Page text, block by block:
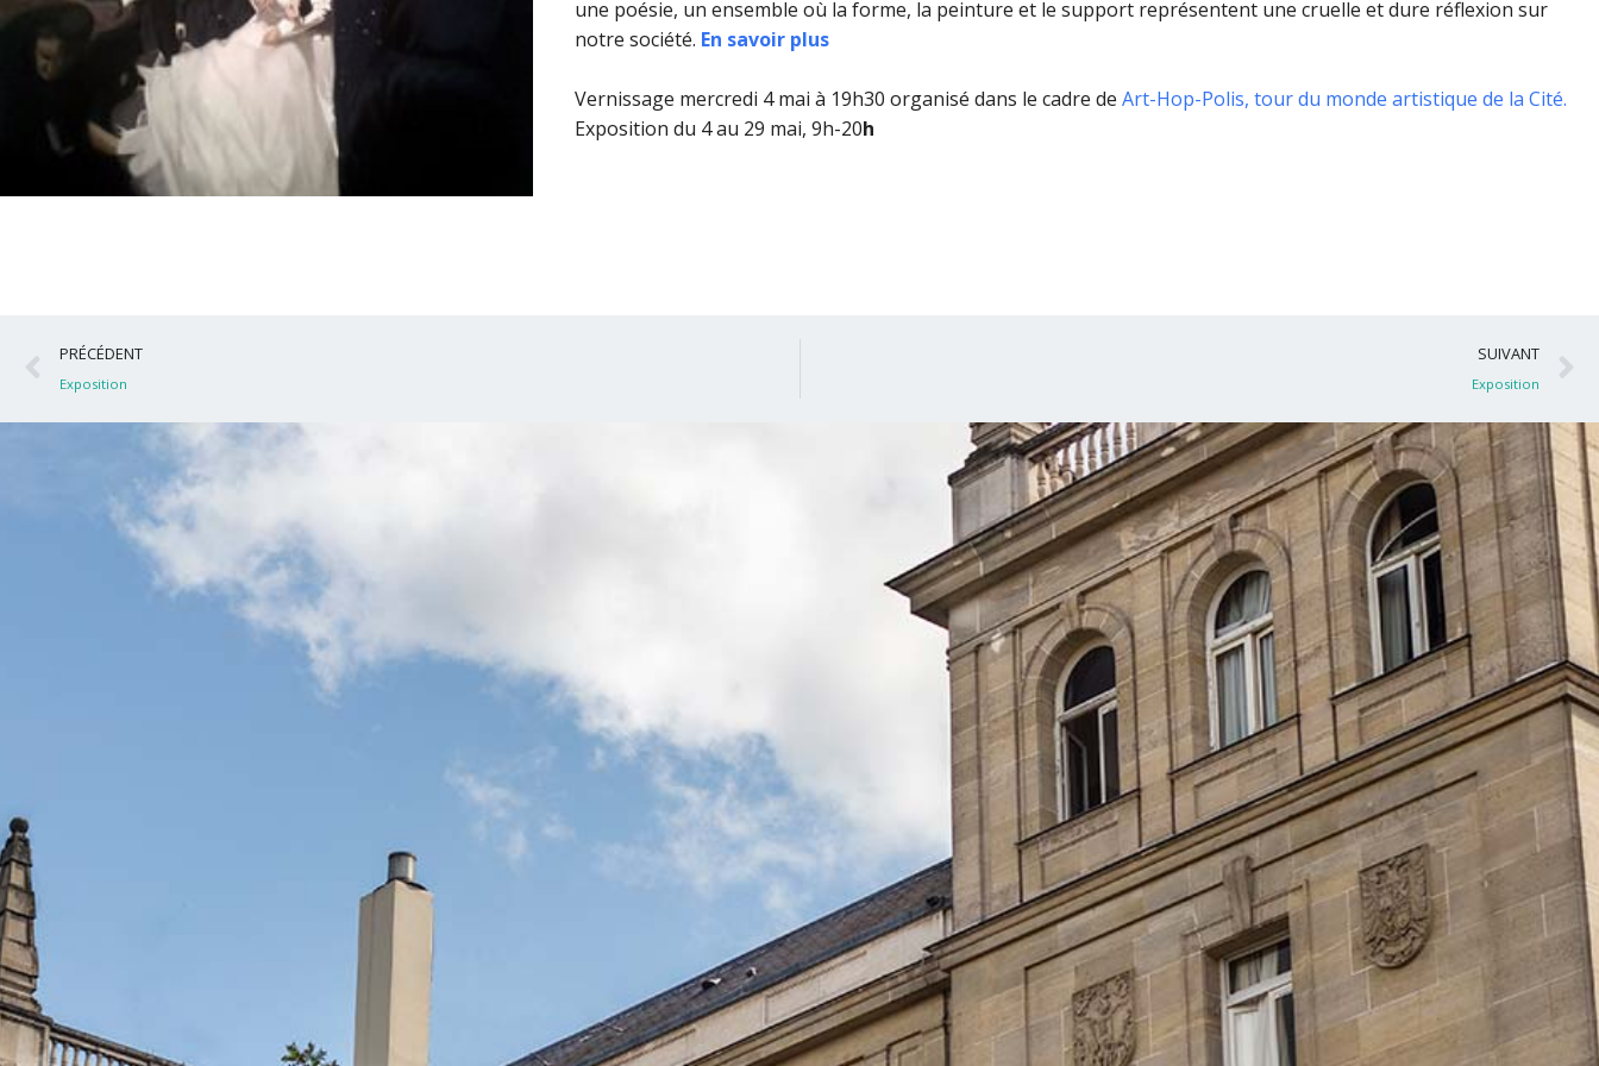
une poésie, un ensemble où la forme, la peinture et le support représentent une cruelle et dure réflexion sur
notre société. En savoir plus
Vernissage mercredi 4 mai à 19h30 organisé dans le cadre de Art-Hop-Polis, tour du monde artistique de la Cité.
Exposition du 4 au 29 mai, 9h-20h
Précédent
PRÉCÉDENT
Exposition
SUIVANT
Exposition